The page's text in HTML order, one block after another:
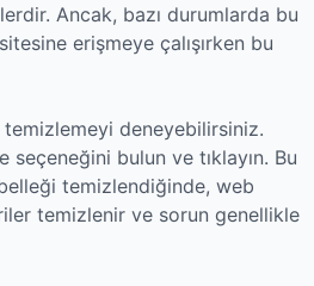
Ancak, bazı durumlarda bu
erişmeye çalışırken bu
temizlemeyi deneyebilirsiniz.
seçeneğini bulun ve tıklayın. Bu
temizlendiğinde, web
temizlenir ve sorun genellikle